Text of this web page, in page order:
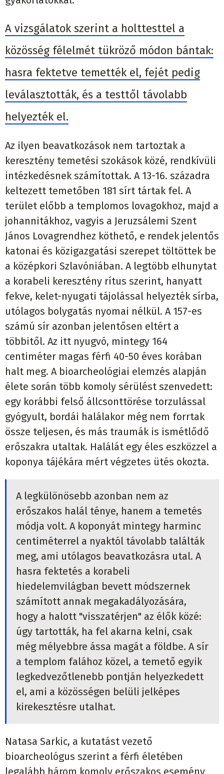
A vizsgálatok szerint a holttesttel a
közösség félelmét tükröző módon bántak:
hasra fektetve temették el, fejét pedig
leválasztották, és a testtől távolabb
helyezték el.
Az ilyen beavatkozások nem tartoztak a
keresztény temetési szokások közé, rendkívüli
intézkedésnek számítottak. A 13-16. századra
keltezett temetőben 181 sírt tártak fel. A
terület előbb a templomos lovagokhoz, majd a
johannitákhoz, vagyis a Jeruzsálemi Szent
János Lovagrendhez köthető, e rendek jelentős
katonai és közigazgatási szerepet töltöttek be
a középkori Szlavóniában. A legtöbb elhunytat
a korabeli keresztény rítus szerint, hanyatt
fekve, kelet-nyugati tájolással helyezték sírba,
utólagos bolygatás nyomai nélkül. A 157-es
számú sír azonban jelentősen eltért a
többitől. Az itt nyugvó, mintegy 164
centiméter magas férfi 40-50 éves korában
halt meg. A bioarcheológiai elemzés alapján
élete során több komoly sérülést szenvedett:
egy korábbi felső állcsonttörése torzulással
gyógyult, bordái halálakor még nem forrtak
össze teljesen, és más traumák is ismétlődő
erőszakra utaltak. Halálát egy éles eszközzel a
koponya tájékára mért végzetes ütés okozta.
A legkülönösebb azonban nem az
erőszakos halál ténye, hanem a temetés
módja volt. A koponyát mintegy harminc
centiméterrel a nyaktól távolabb találták
meg, ami utólagos beavatkozásra utal. A
hasra fektetés a korabeli
hiedelemvilágban bevett módszernek
számított annak megakadályozására,
hogy a halott "visszatérjen" az élők közé:
úgy tartották, ha fel akarna kelni, csak
még mélyebbre ássa magát a földbe. A sír
a templom falához közel, a temető egyik
legkedvezőtlenebb pontján helyezkedett
el, ami a közösségen belüli jelképes
kirekesztésre utalhat.
Natasa Sarkic, a kutatást vezető
bioarcheológus szerint a férfi életében
legalább három komoly erőszakos esemény